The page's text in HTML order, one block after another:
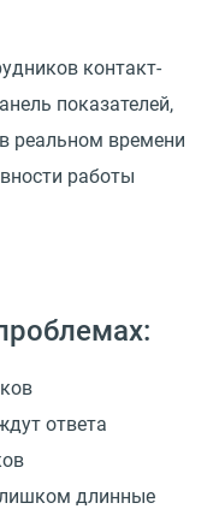
контакт-
показателей,
реальном времени
работы
ответа
длинные